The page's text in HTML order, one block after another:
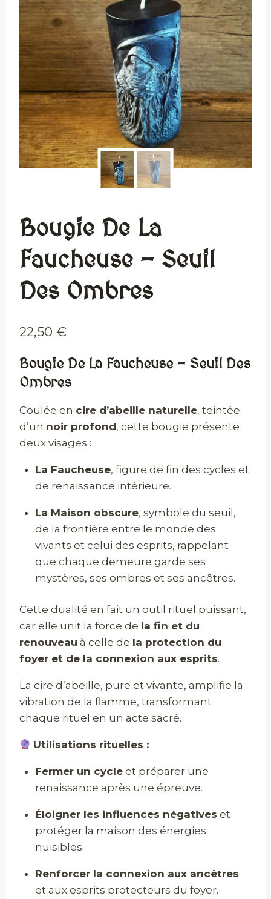
Bougie De La
Faucheuse – Seuil
Des Ombres
22,50 €
Bougie De La Faucheuse – Seuil Des
Ombres
Coulée en cire d’abeille naturelle, teintée
d’un noir profond, cette bougie présente
deux visages :
La Faucheuse, figure de fin des cycles et
de renaissance intérieure.
La Maison obscure, symbole du seuil,
de la frontière entre le monde des
vivants et celui des esprits, rappelant
que chaque demeure garde ses
mystères, ses ombres et ses ancêtres.
Cette dualité en fait un outil rituel puissant,
car elle unit la force de la fin et du
renouveau à celle de la protection du
foyer et de la connexion aux esprits.
La cire d’abeille, pure et vivante, amplifie la
vibration de la flamme, transformant
chaque rituel en un acte sacré.
Utilisations rituelles :
Fermer un cycleet préparer une
renaissance après une épreuve.
Éloigner les influences négatives et
protéger la maison des énergies
nuisibles.
Renforcer la connexion aux ancêtres
et aux esprits protecteurs du foyer.